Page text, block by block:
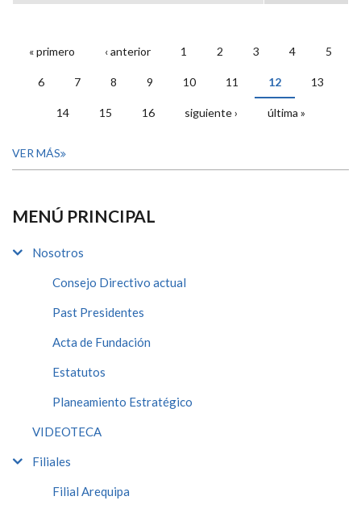
PÁGINAS
« primero ‹ anterior 1 2 3 4 5
6 7 8 9 10 11 12 13
14 15 16 siguiente › última »
VER MÁS
MENÚ PRINCIPAL
Nosotros
Consejo Directivo actual
Past Presidentes
Acta de Fundación
Estatutos
Planeamiento Estratégico
VIDEOTECA
Filiales
Filial Arequipa